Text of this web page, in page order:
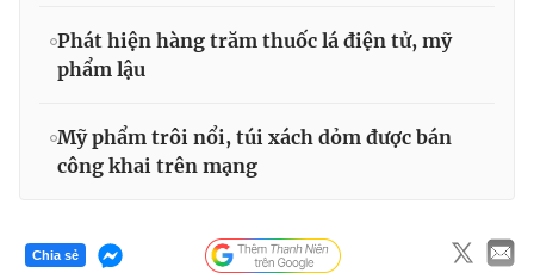
Phát hiện hàng trăm thuốc lá điện tử, mỹ
phẩm lậu
Mỹ phẩm trôi nổi, túi xách dỏm được bán
công khai trên mạng
Chia sẻ